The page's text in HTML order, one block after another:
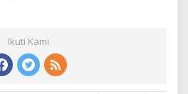
Ikuti Kami